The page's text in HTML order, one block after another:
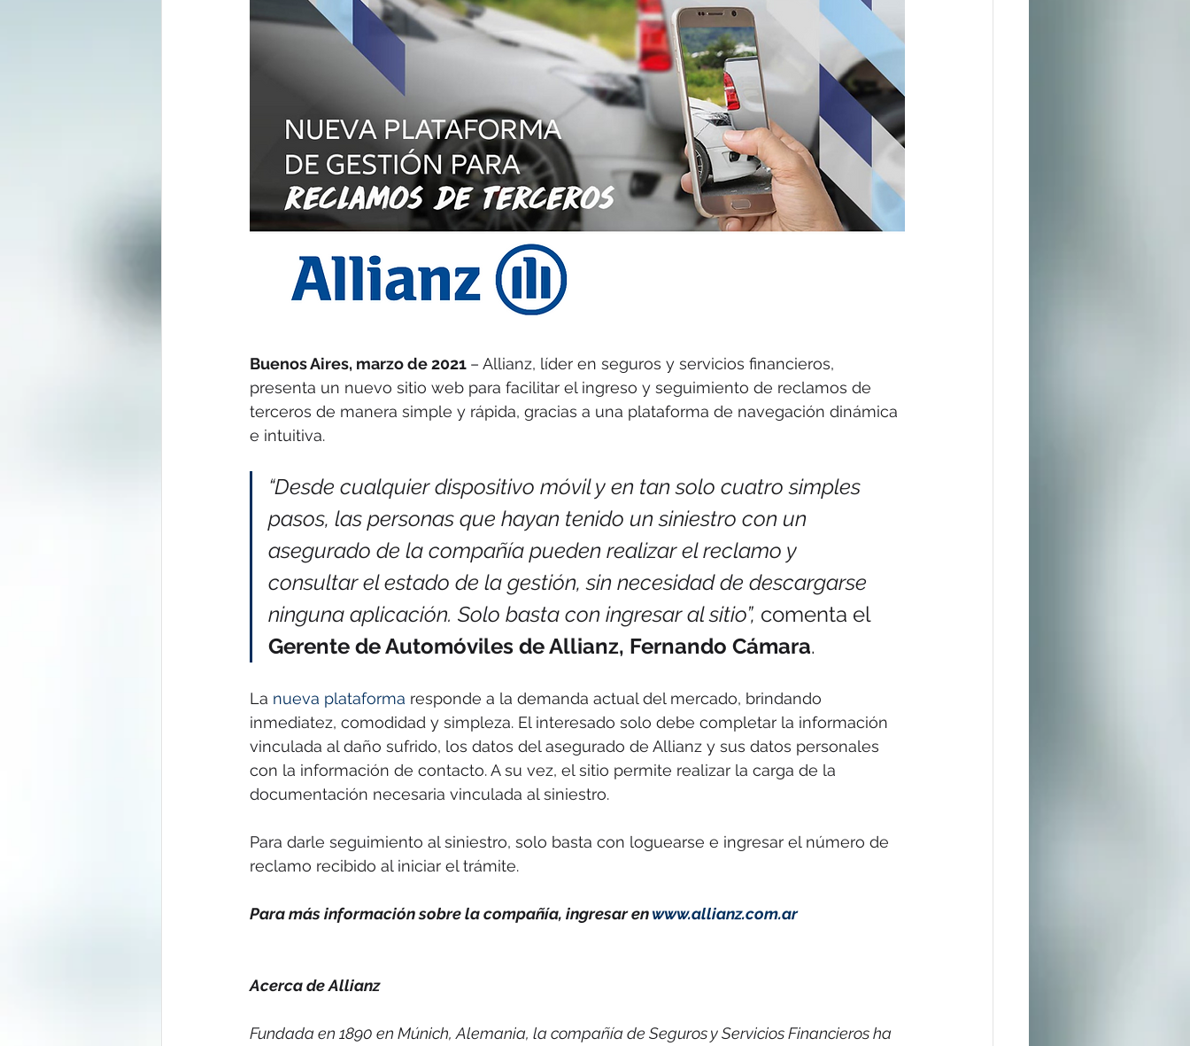
Buenos Aires, marzo de 2021 – Allianz, líder en seguros y servicios financieros,
presenta un nuevo sitio web para facilitar el ingreso y seguimiento de reclamos de
terceros de manera simple y rápida, gracias a una plataforma de navegación dinámica
e intuitiva.
“Desde cualquier dispositivo móvil y en tan solo cuatro simples
pasos, las personas que hayan tenido un siniestro con un
asegurado de la compañía pueden realizar el reclamo y
consultar el estado de la gestión, sin necesidad de descargarse
ninguna aplicación. Solo basta con ingresar al sitio”, comenta el
Gerente de Automóviles de Allianz, Fernando Cámara.
La nueva plataforma responde a la demanda actual del mercado, brindando
inmediatez, comodidad y simpleza. El interesado solo debe completar la información
vinculada al daño sufrido, los datos del asegurado de Allianz y sus datos personales
con la información de contacto. A su vez, el sitio permite realizar la carga de la
documentación necesaria vinculada al siniestro.
Para darle seguimiento al siniestro, solo basta con loguearse e ingresar el número de
reclamo recibido al iniciar el trámite.
Para más información sobre la compañía, ingresar en www.allianz.com.ar
Acerca de Allianz
Fundada en 1890 en Múnich, Alemania, la compañía de Seguros y Servicios Financieros ha